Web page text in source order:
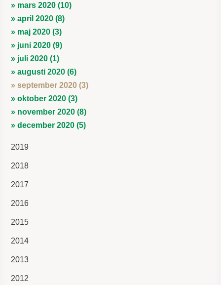
» mars 2020 (10)
» april 2020 (8)
» maj 2020 (3)
» juni 2020 (9)
» juli 2020 (1)
» augusti 2020 (6)
» september 2020 (3)
» oktober 2020 (3)
» november 2020 (8)
» december 2020 (5)
2019
2018
2017
2016
2015
2014
2013
2012